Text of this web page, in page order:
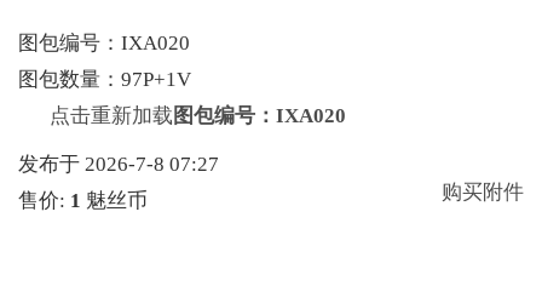
图包编号：IXA020
图包数量：97P+1V
点击重新加载 图包编号：IXA020
发布于 2026-7-8 07:27
售价: 1 魅丝币 购买附件